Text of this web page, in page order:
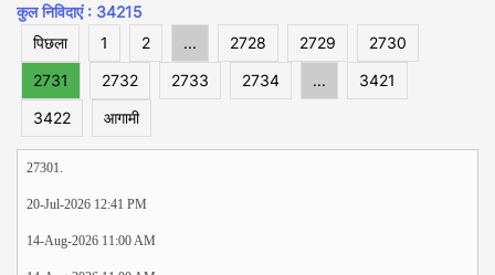
कुल निविदाएं : 34215
पिछला
1 2 ... 2728 2729
2730
2731
2732 2733 2734 ...
3421
3422
आगामी
27301.
20-Jul-2026 12:41 PM
14-Aug-2026 11:00 AM